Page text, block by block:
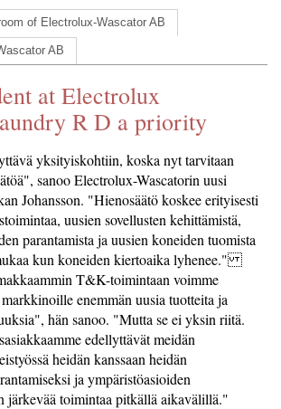
of Electrolux-Wascator AB
AB
at Electrolux
R D a priority
yksityiskohtiin, koska nyt tarvitaan
sanoo Electrolux-Wascatorin uusi
Johansson. "Hienosäätö koskee erityisesti
uusien sovellusten kehittämistä,
parantamista ja uusien koneiden tuomista
kun koneiden kiertoaika lyhenee."
T&K-toimintaan voimme
enemmän uusia tuotteita ja
hän sanoo. "Mutta se ei yksin riitä.
edellyttävät meidän
heidän kanssaan heidän
ja ympäristöasioiden
järkevää toimintaa pitkällä aikavälillä."